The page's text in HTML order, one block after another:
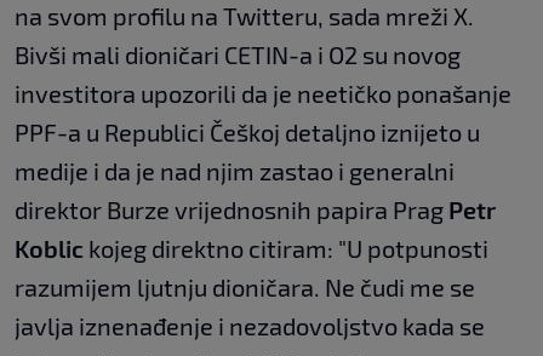
na svom profilu na Twitteru, sada mreži X.
Bivši mali dioničari CETIN-a i O2 su novog
investitora upozorili da je neetičko ponašanje
PPF-a u Republici Češkoj detaljno iznijeto u
medije i da je nad njim zastao i generalni
direktor Burze vrijednosnih papira Prag Petr
Koblic kojeg direktno citiram: "U potpunosti
razumijem ljutnju dioničara. Ne čudi me se
javlja iznenađenje i nezadovoljstvo kada se